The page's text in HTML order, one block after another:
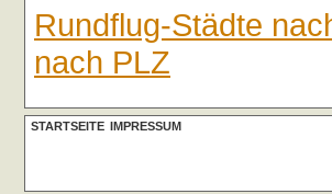
Rundflug-Städte
nach PLZ
STARTSEITE IMPRESSUM